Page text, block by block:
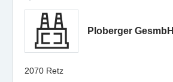
Ploberger GesmbH
2070 Retz